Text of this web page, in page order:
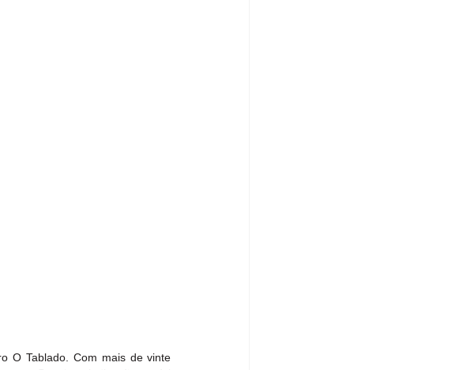
O Tablado. Com mais de vinte